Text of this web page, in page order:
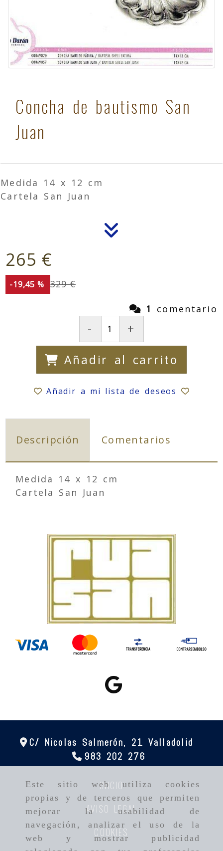
Este sitio web utiliza cookies
propias y de terceros que permiten
mejorar la usabilidad de
navegación, analizar el uso de la
web y mostrar publicidad
Concha de bautismo San
Juan
Medida 14 x 12 cm
Cartela San Juan
265 €
-19,45 % 329 €
1 comentario
-
+
Añadir al carrito
Añadir a mi lista de deseos
Descripción Comentarios
Medida 14 x 12 cm
Cartela San Juan
C/ Nicolas Salmerón, 21 Valladolid
983 202 276
INICIO
AVISO LEGAL
COOKIES